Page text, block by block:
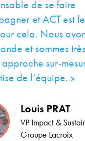
de se faire
et ACT est
cela. Nous
et sommes
sur-
de l’équipe. »
Louis PRAT
VP Impact &
Groupe Lacroix